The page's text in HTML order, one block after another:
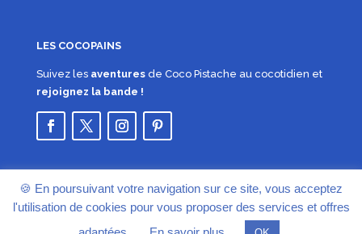
LES COCOPAINS
Suivez les aventuresde Coco Pistache au cocotidien et
rejoignez la bande !
🍪 En poursuivant votre navigation sur ce site, vous acceptez
l'utilisation de cookies pour vous proposer des services et offres